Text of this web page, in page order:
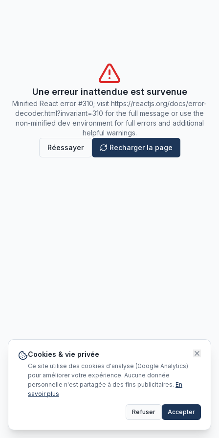
Une erreur inattendue est survenue
Minified React error #310; visit https://reactjs.org/docs/error-
decoder.html?invariant=310 for the full message or use the
non-minified dev environment for full errors and additional
helpful warnings.
Réessayer
Recharger la page
Cookies & vie privée
Ce site utilise des cookies d'analyse (Google Analytics)
pour améliorer votre expérience. Aucune donnée
personnelle n'est partagée à des fins publicitaires. En
savoir plus
Refuser Accepter